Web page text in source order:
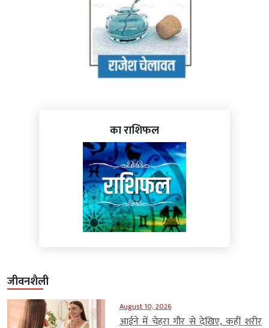
का राशिफल
जीवनशैली
August 10, 2026
आईने में चेहरा गौर से देखिए, कहीं शरीर